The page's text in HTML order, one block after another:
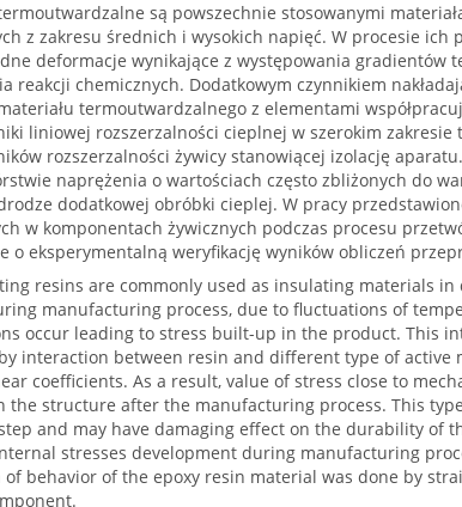
są powszechnie stosowanymi
z zakresu średnich i wysokich napięć. W procesie ich
deformacje wynikające z występowania gradientów
reakcji chemicznych. Dodatkowym czynnikiem
termoutwardzalnego z elementami
liniowej rozszerzalności cieplnej w szerokim
rozszerzalności żywicy stanowiącej izolację
naprężenia o wartościach często zbliżonych do
dodatkowej obróbki cieplej. W pracy
w komponentach żywicznych podczas procesu
o eksperymentalną weryfikację wyników obliczeń
resins are commonly used as insulating materials
manufacturing process, due to fluctuations of
occur leading to stress built-up in the product. This
interaction between resin and different type of
coefficients. As a result, value of stress close to
the structure after the manufacturing process. This
and may have damaging effect on the durability of
stresses development during manufacturing
behavior of the epoxy resin material was done by